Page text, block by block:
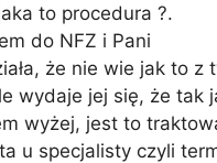
to procedura ?.
do NFZ i Pani
że nie wie jak to z
wydaje jej się, że tak
wyżej, jest to
u specjalisty czyli